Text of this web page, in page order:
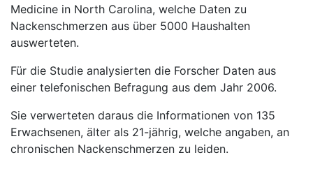
Medicine in North Carolina, welche Daten zu
Nackenschmerzen aus über 5000 Haushalten
auswerteten.
Für die Studie analysierten die Forscher Daten aus
einer telefonischen Befragung aus dem Jahr 2006.
Sie verwerteten daraus die Informationen von 135
Erwachsenen, älter als 21-jährig, welche angaben, an
chronischen Nackenschmerzen zu leiden.